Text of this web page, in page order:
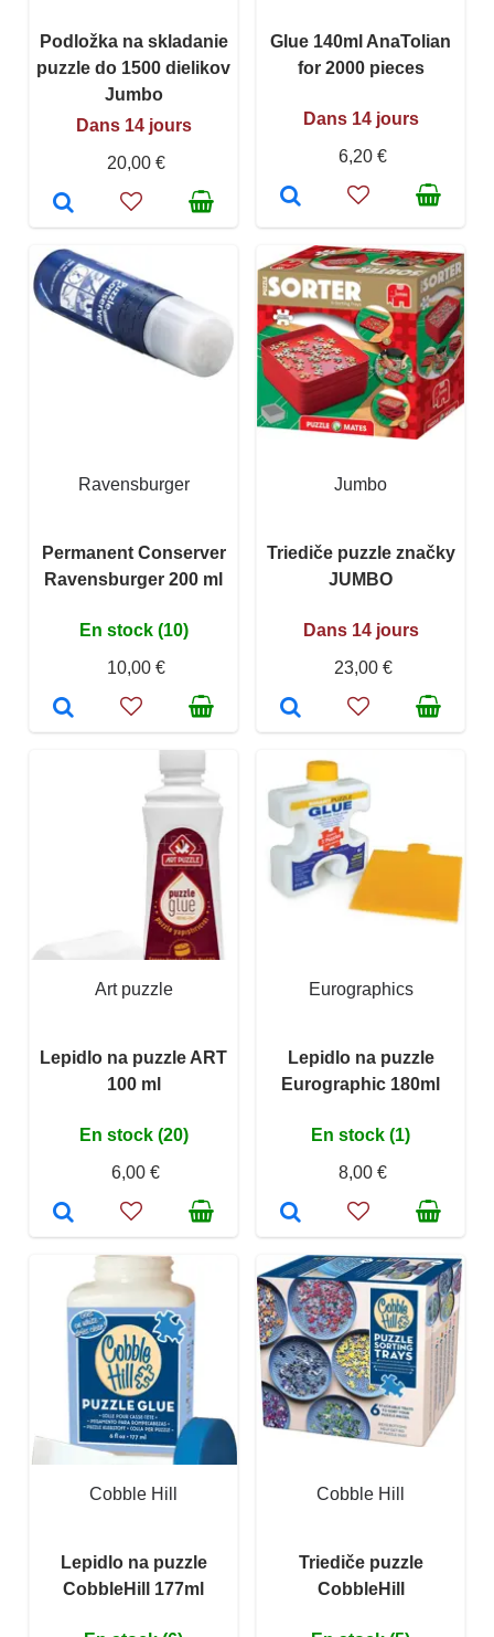
Podložka na skladanie
puzzle do 1500 dielikov
Jumbo
Dans 14 jours
20,00 €
Glue 140ml AnaTolian
for 2000 pieces
Dans 14 jours
6,20 €
Ravensburger
Permanent Conserver
Ravensburger 200 ml
En stock (10)
10,00 €
Jumbo
Triediče puzzle značky
JUMBO
Dans 14 jours
23,00 €
Art puzzle
Lepidlo na puzzle ART
100 ml
En stock (20)
6,00 €
Eurographics
Lepidlo na puzzle
Eurographic 180ml
En stock (1)
8,00 €
Cobble Hill
Lepidlo na puzzle
CobbleHill 177ml
Cobble Hill
Triediče puzzle
CobbleHill